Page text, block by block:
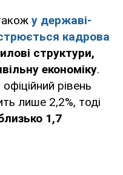
у державі-
кадрова
структури,
економіку.
рівень
лише 2,2%, тоді
1,7